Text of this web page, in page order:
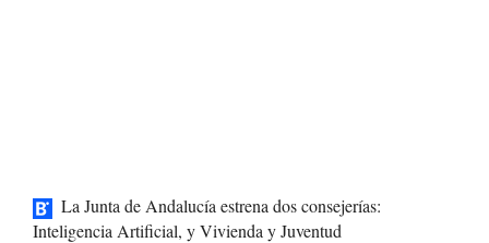
La Junta de Andalucía estrena dos consejerías:
Inteligencia Artificial, y Vivienda y Juventud